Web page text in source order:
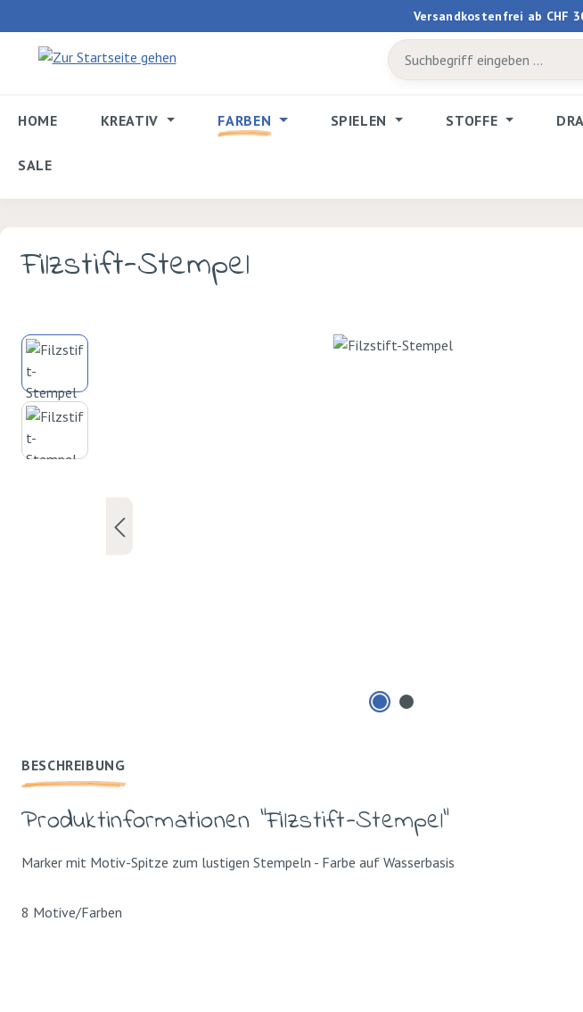
Versandkostenfrei ab CHF
HOME KREATIV FARBEN SPIELEN STOFFE
SALE
Filzstift-Stempel
Bildergalerie überspringen
BESCHREIBUNG
Produktinformationen "Filzstift-Stempel"
Marker mit Motiv-Spitze zum lustigen Stempeln - Farbe auf Wasserbasis
8 Motive/Farben